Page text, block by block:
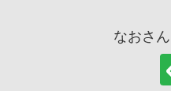
なおさ